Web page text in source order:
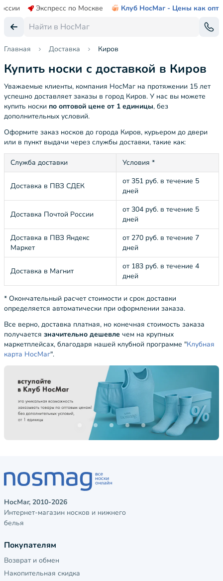
Экспресс по Москве Клуб НосМаг - Цены как опт
Главная Доставка Киров
Купить носки с доставкой в Киров
Уважаемые клиенты, компания НосМаг на протяжении 15 лет
успешно доставляет заказы в город Киров. У нас вы можете
купить носки по оптовой цене от 1 единицы, без
дополнительных условий.
Оформите заказ носков до города Киров, курьером до двери
или в пункт выдачи через службы доставки, такие как:
Служба доставки Условия *
Доставка в ПВЗ СДЕК
от 351 руб. в течение 5
дней
Доставка Почтой России
от 304 руб. в течение 5
дней
Доставка в ПВЗ Яндекс
Маркет
от 270 руб. в течение 7
дней
Доставка в Магнит
от 183 руб. в течение 4
дней
* Окончательный расчет стоимости и срок доставки
определяется автоматически при оформлении заказа.
Все верно, доставка платная, но конечная стоимость заказа
получается значительно дешевле чем на крупных
маркетплейсах, благодаря нашей клубной программе "Клубная
карта НосМаг".
НосМаг, 2010-2026
Интернет-магазин носков и нижнего
белья
Покупателям
Возврат и обмен
Накопительная скидка